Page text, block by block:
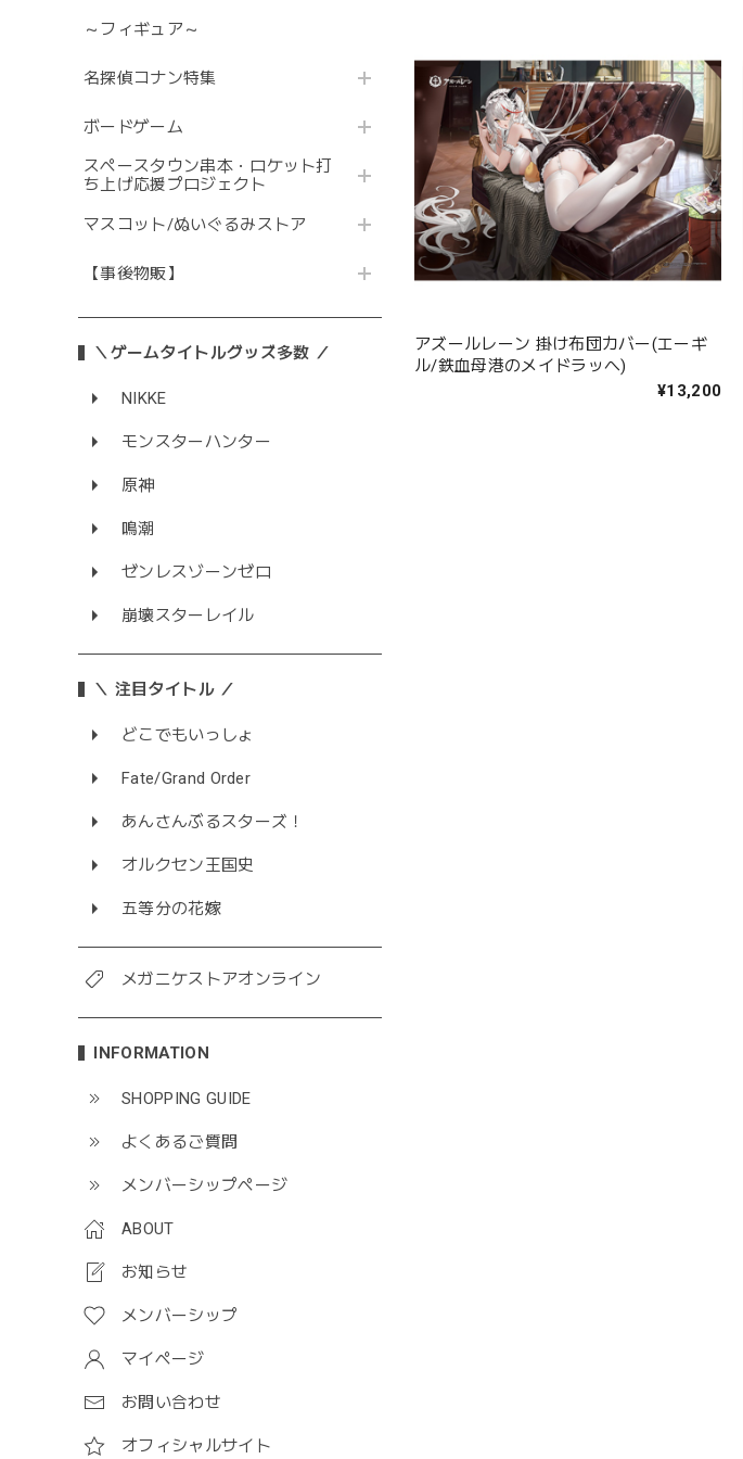
～フィギュア～
名探偵コナン特集
ボードゲーム
スペースタウン串本・ロケット打
ち上げ応援プロジェクト
マスコット/ぬいぐるみストア
【事後物販】
＼ゲームタイトルグッズ多数 ／
NIKKE
モンスターハンター
原神
鳴潮
ゼンレスゾーンゼロ
崩壊スターレイル
＼ 注目タイトル ／
どこでもいっしょ
Fate/Grand Order
あんさんぶるスターズ！
オルクセン王国史
五等分の花嫁
メガニケストアオンライン
INFORMATION
SHOPPING GUIDE
よくあるご質問
メンバーシップページ
ABOUT
お知らせ
メンバーシップ
マイページ
お問い合わせ
オフィシャルサイト
アズールレーン 掛け布団カバー(エーギ
ル/鉄血母港のメイドラッへ)
¥13,200